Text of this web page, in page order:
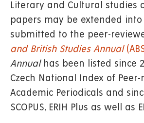
Literary and Cultural studies
papers may be extended
submitted to the peer-
and British Studies Annual
Annual has been listed since
Czech National Index of Peer-
Academic Periodicals and
SCOPUS, ERIH Plus as well as